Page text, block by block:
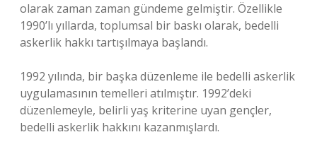
olarak zaman zaman gündeme gelmiştir. Özellikle
1990’lı yıllarda, toplumsal bir baskı olarak, bedelli
askerlik hakkı tartışılmaya başlandı.
1992 yılında, bir başka düzenleme ile bedelli askerlik
uygulamasının temelleri atılmıştır. 1992’deki
düzenlemeyle, belirli yaş kriterine uyan gençler,
bedelli askerlik hakkını kazanmışlardı.